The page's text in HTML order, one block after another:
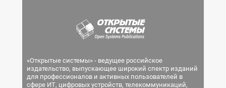
«Открытые системы» - ведущее российское
издательство, выпускающее широкий спектр изданий
для профессионалов и активных пользователей в
сфере ИТ, цифровых устройств, телекоммуникаций,